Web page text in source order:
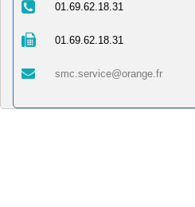
01.69.62.18.31
01.69.62.18.31
smc.service@orange.fr